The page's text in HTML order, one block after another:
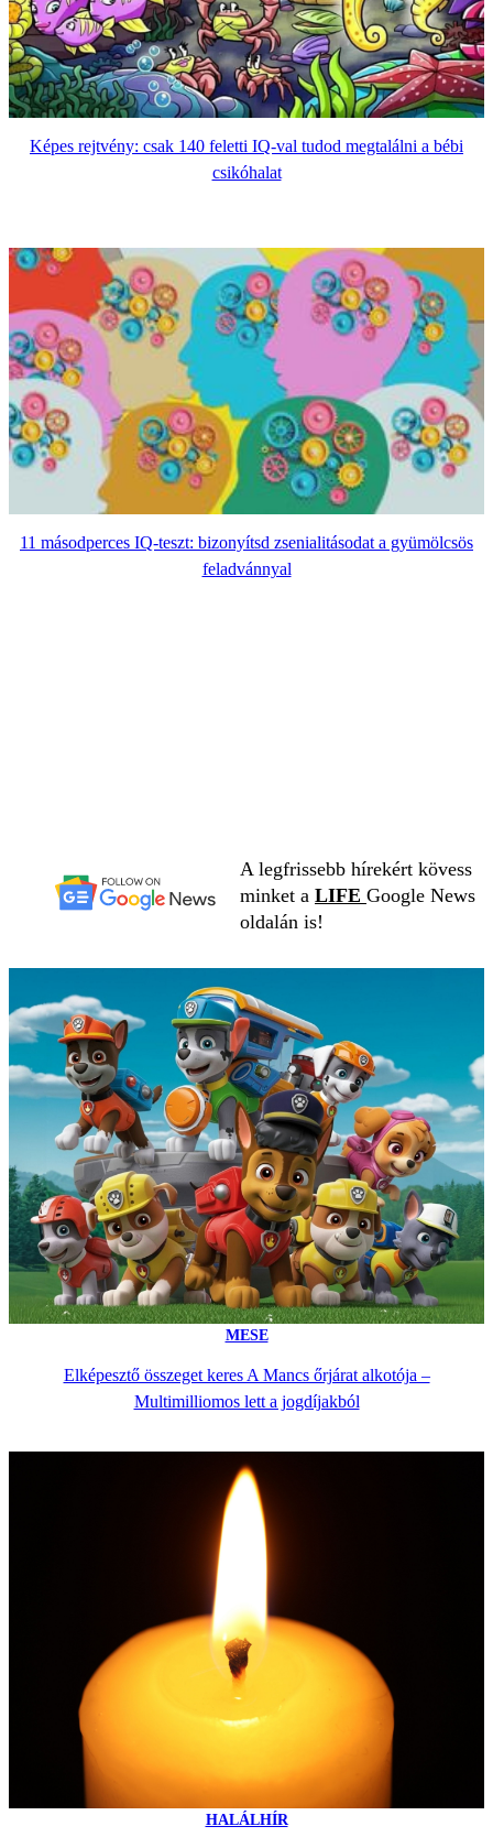
Képes rejtvény: csak 140 feletti IQ-val tudod megtalálni a bébi
csikóhalat
11 másodperces IQ-teszt: bizonyítsd zsenialitásodat a gyümölcsös
feladvánnyal
A legfrissebb hírekért kövess
minket a LIFE Google News
oldalán is!
MESE
Elképesztő összeget keres A Mancs őrjárat alkotója –
Multimilliomos lett a jogdíjakból
HALÁLHÍR